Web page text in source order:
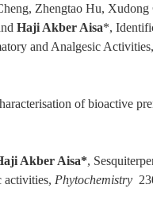
Zhengtao Hu,
Haji Akber Aisa*,
and Analgesic
of bioactive
Akber Aisa*,
activities, Phytochemistry